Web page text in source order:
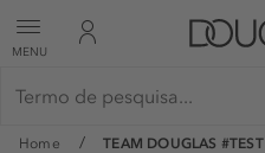
MENU
Home TEAM DOUGLAS #TEST